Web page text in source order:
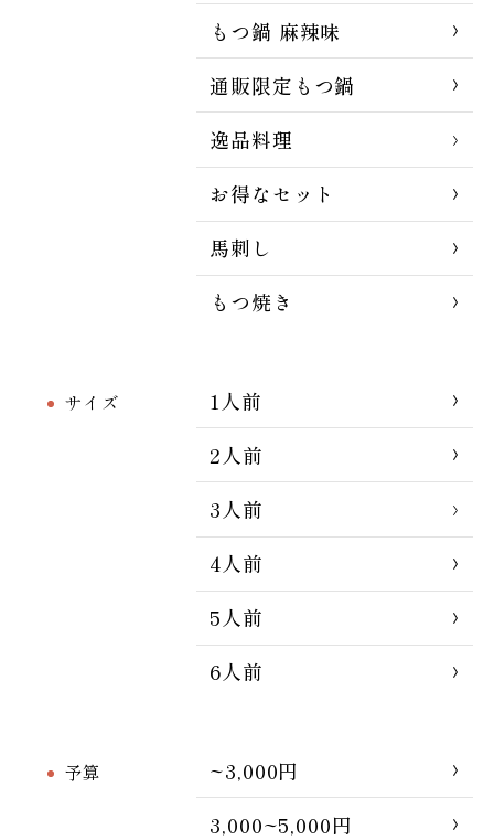
もつ鍋 麻辣味
通販限定もつ鍋
逸品料理
お得なセット
馬刺し
もつ焼き
サイズ
1人前
2人前
3人前
4人前
5人前
6人前
予算
~3,000円
3,000~5,000円